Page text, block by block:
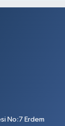
No:7 Erdem